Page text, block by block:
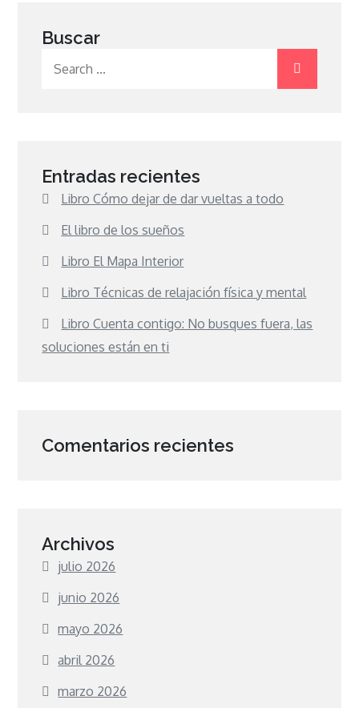
Buscar
Entradas recientes
Libro Cómo dejar de dar vueltas a todo
El libro de los sueños
Libro El Mapa Interior
Libro Técnicas de relajación física y mental
Libro Cuenta contigo: No busques fuera, las
soluciones están en ti
Comentarios recientes
Archivos
julio 2026
junio 2026
mayo 2026
abril 2026
marzo 2026